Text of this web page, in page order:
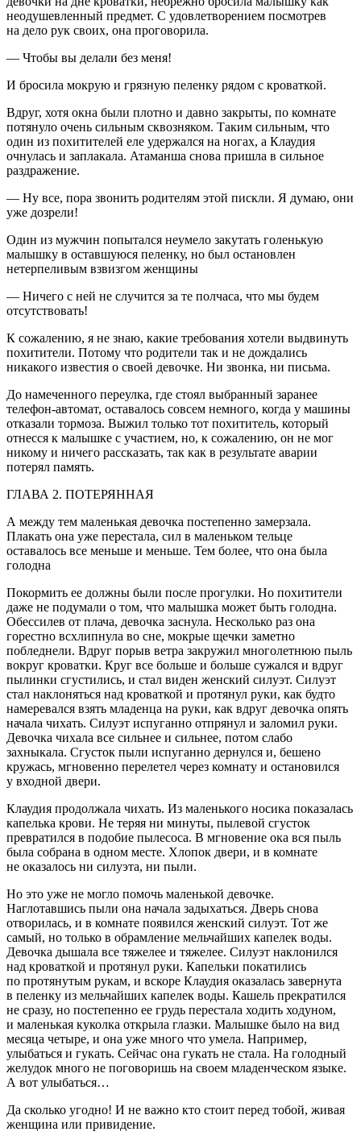
неодушевленный предмет. С удовлетворением посмотрев
на дело рук своих, она проговорила.
— Чтобы вы делали без меня!
И бросила мокрую и грязную пеленку рядом с кроваткой.
Вдруг, хотя окна были плотно и давно закрыты, по комнате
потянуло очень сильным сквозняком. Таким сильным, что
один из похитителей еле удержался на ногах, а Клаудия
очнулась и заплакала. Атаманша снова пришла в сильное
раздражение.
— Ну все, пора звонить родителям этой пискли. Я думаю, они
уже дозрели!
Один из мужчин попытался неумело закутать голенькую
малышку в оставшуюся пеленку, но был остановлен
нетерпеливым взвизгом женщины
— Ничего с ней не случится за те полчаса, что мы будем
отсутствовать!
К сожалению, я не знаю, какие требования хотели выдвинуть
похитители. Потому что родители так и не дождались
никакого известия о своей девочке. Ни звонка, ни письма.
До намеченного переулка, где стоял выбранный заранее
телефон-автомат, оставалось совсем немного, когда у машины
отказали тормоза. Выжил только тот похититель, который
отнесся к малышке с участием, но, к сожалению, он не мог
никому и ничего рассказать, так как в результате аварии
потерял память.
ГЛАВА 2. ПОТЕРЯННАЯ
А между тем маленькая девочка постепенно замерзала.
Плакать она уже перестала, сил в маленьком тельце
оставалось все меньше и меньше. Тем более, что она была
голодна
Покормить ее должны были после прогулки. Но похитители
даже не подумали о том, что малышка может быть голодна.
Обессилев от плача, девочка заснула. Несколько раз она
горестно всхлипнула во сне, мокрые щечки заметно
побледнели. Вдруг порыв ветра закружил многолетнюю пыль
вокруг кроватки. Круг все больше и больше сужался и вдруг
пылинки сгустились, и стал виден женский силуэт. Силуэт
стал наклоняться над кроваткой и протянул руки, как будто
намеревался взять младенца на руки, как вдруг девочка опять
начала чихать. Силуэт испуганно отпрянул и заломил руки.
Девочка чихала все сильнее и сильнее, потом слабо
захныкала. Сгусток пыли испуганно дернулся и, бешено
кружась, мгновенно перелетел через комнату и остановился
у входной двери.
Клаудия продолжала чихать. Из маленького носика показалась
капелька крови. Не теряя ни минуты, пылевой сгусток
превратился в подобие пылесоса. В мгновение ока вся пыль
была собрана в одном месте. Хлопок двери, и в комнате
не оказалось ни силуэта, ни пыли.
Но это уже не могло помочь маленькой девочке.
Наглотавшись пыли она начала задыхаться. Дверь снова
отворилась, и в комнате появился женский силуэт. Тот же
самый, но только в обрамление мельчайших капелек воды.
Девочка дышала все тяжелее и тяжелее. Силуэт наклонился
над кроваткой и протянул руки. Капельки покатились
по протянутым рукам, и вскоре Клаудия оказалась завернута
в пеленку из мельчайших капелек воды. Кашель прекратился
не сразу, но постепенно ее грудь перестала ходить ходуном,
и маленькая куколка открыла глазки. Малышке было на вид
месяца четыре, и она уже много что умела. Например,
улыбаться и гукать. Сейчас она гукать не стала. На голодный
желудок много не поговоришь на своем младенческом языке.
А вот улыбаться…
Да сколько угодно! И не важно кто стоит перед тобой, живая
женщина или привидение.